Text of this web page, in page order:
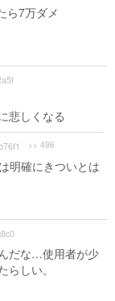
ら7万ダメ
悲しくなる
>> 496
明確にきついとは
だな…使用者が少
しい。